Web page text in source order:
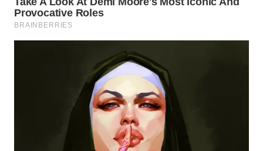
WN
TANJUNG
LESUNG
SIMALUNGUN